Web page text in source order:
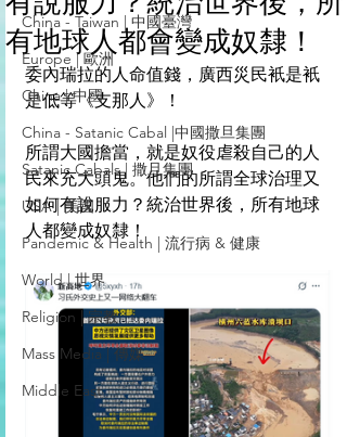
China - Taiwan | 中國臺灣
Europe | 歐洲
China | 中國
China - Satanic Cabal |中國撒旦集團
Satanic Cabals | 撒旦集團
USA | 美國
Pandemic & Health | 流行病 & 健康
World | 世界
Religion | 宗教
Mass Media | 傳媒
Middle East
有地球人都會變成奴隸！
委內瑞拉的人命值錢，廣西災民衹是衹
是低等《支那人》！
所謂大國擔當，就是奴役虐殺自己的人
民來充大頭鬼。他們的所謂全球治理又
如何有說服力？統治世界後，所有地球
人都變成奴隸！